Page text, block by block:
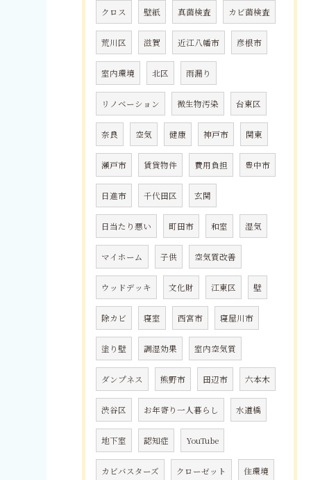
クロス 壁紙 真菌検査 カビ菌検査
荒川区 滋賀 近江八幡市 彦根市
室内環境 北区 雨漏り
リノベーション 微生物汚染 台東区
奈良 空気 健康 神戸市 関東
瀬戸市 賃貸物件 費用負担 豊中市
日進市 千代田区 玄関
日当たり悪い 町田市 和室 湿気
マイホーム 子供 空気質改善
ウッドデッキ 文化財 江東区 壁
除カビ 寝室 西宮市 寝屋川市
塗り壁 調湿効果 室内空気質
ダンプネス 熊野市 田辺市 六本木
渋谷区 お年寄り一人暮らし 水道橋
地下室 認知症 YouTube
カビバスターズ クローゼット 住環境